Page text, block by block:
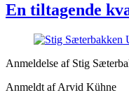
En tiltagende
Anmeldelse af Stig
Anmeldt af Arvid Kühne